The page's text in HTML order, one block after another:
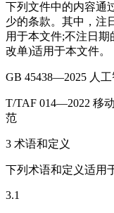
下列文件中的内容通
少的条款。其中，注
用于本文件;不注日
改单)适用于本文件。
GB 45438—2025 人
T/TAF 014—2022 移
范
3 术语和定义
下列术语和定义适用
3.1